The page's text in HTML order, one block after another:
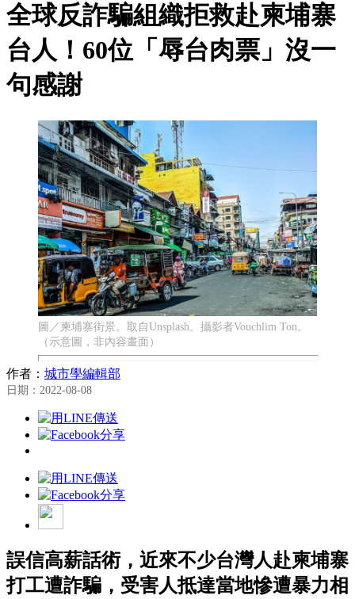
全球反詐騙組織拒救赴柬埔寨
台人！60位「辱台肉票」沒一
句感謝
圖／柬埔寨街景。取自Unsplash。攝影者Vouchlim Ton。
（示意圖，非內容畫面）
作者： 城市學編輯部
日期：2022-08-08
誤信高薪話術，近來不少台灣人赴柬埔寨
打工遭詐騙，受害人抵達當地慘遭暴力相